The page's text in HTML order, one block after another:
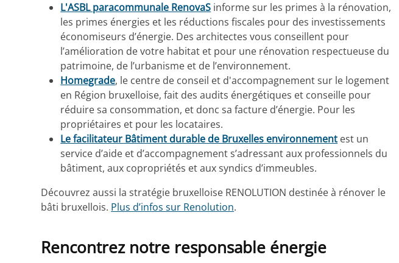
L'ASBL paracommunale RenovaS informe sur les primes à la rénovation,
les primes énergies et les réductions fiscales pour des investissements
économiseurs d’énergie. Des architectes vous conseillent pour
l’amélioration de votre habitat et pour une rénovation respectueuse du
patrimoine, de l’urbanisme et de l’environnement.
Homegrade, le centre de conseil et d'accompagnement sur le logement
en Région bruxelloise, fait des audits énergétiques et conseille pour
réduire sa consommation, et donc sa facture d’énergie. Pour les
propriétaires et pour les locataires.
Le facilitateur Bâtiment durable de Bruxelles environnement est un
service d’aide et d’accompagnement s’adressant aux professionnels du
bâtiment, aux copropriétés et aux syndics d’immeubles.
Découvrez aussi la stratégie bruxelloise RENOLUTION destinée à rénover le
bâti bruxellois. Plus d’infos sur Renolution.
Rencontrez notre responsable énergie